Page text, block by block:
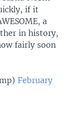
if it
a
in history,
fairly soon
February